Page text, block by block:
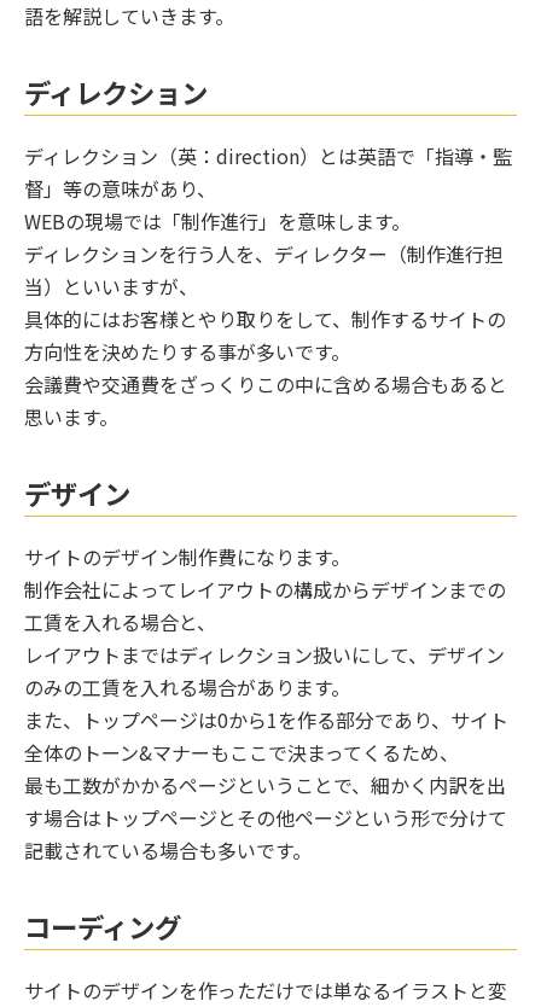
語を解説していきます。
ディレクション
ディレクション（英：direction）とは英語で「指導・監
督」等の意味があり、
WEBの現場では「制作進行」を意味します。
ディレクションを行う人を、ディレクター（制作進行担
当）といいますが、
具体的にはお客様とやり取りをして、制作するサイトの
方向性を決めたりする事が多いです。
会議費や交通費をざっくりこの中に含める場合もあると
思います。
デザイン
サイトのデザイン制作費になります。
制作会社によってレイアウトの構成からデザインまでの
工賃を入れる場合と、
レイアウトまではディレクション扱いにして、デザイン
のみの工賃を入れる場合があります。
また、トップページは0から1を作る部分であり、サイト
全体のトーン&マナーもここで決まってくるため、
最も工数がかかるページということで、細かく内訳を出
す場合はトップページとその他ページという形で分けて
記載されている場合も多いです。
コーディング
サイトのデザインを作っただけでは単なるイラストと変